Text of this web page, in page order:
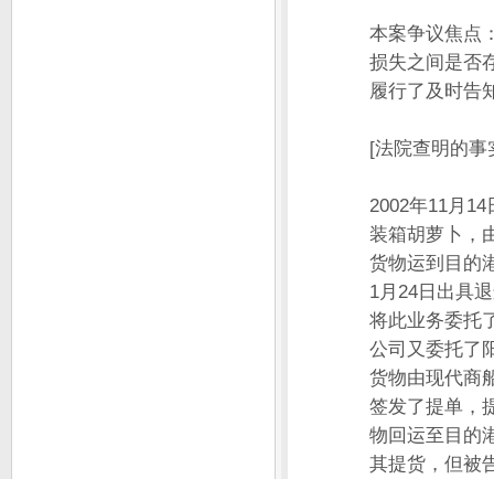
本案争议焦点
损失之间是否
履行了及时告
[法院查明的事
2002年11月14
装箱胡萝卜，
货物运到目的
1月24日出具
将此业务委托
公司又委托了
货物由现代商
签发了提单，
物回运至目的
其提货，但被